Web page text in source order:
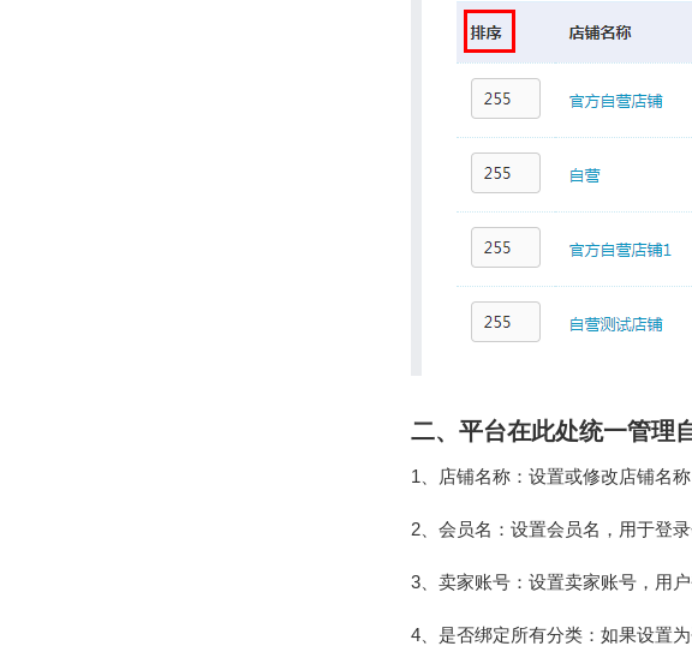
二、平台在此处统一管理
1、店铺名称：设置或修改店铺名称
2、会员名：设置会员名，用于登
3、卖家账号：设置卖家账号，用
4、是否绑定所有分类：如果设置